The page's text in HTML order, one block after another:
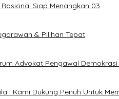
Siap Menangkan 03
& Pilihan Tepat
Advokat Pengawal Demokrasi
: Kami Dukung Penuh Untuk